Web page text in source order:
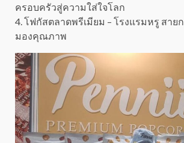
ครอบครัวสู่ความใส่ใจโลก
4. โฟกัสตลาดพรีเมียม – โรงแรมหรู สาย
มองคุณภาพ